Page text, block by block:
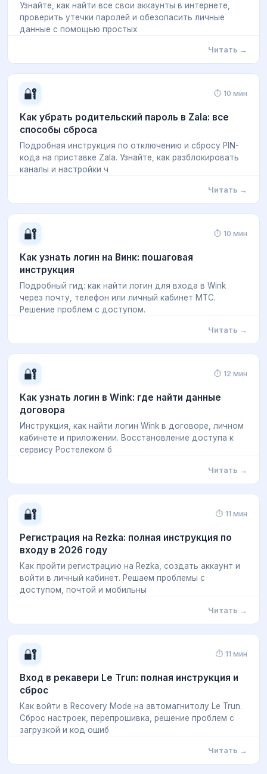
Узнайте, как найти все свои аккаунты в интернете,
проверить утечки паролей и обезопасить личные
данные с помощью простых
Читать →
🔐 ⏱ 10 мин
Как убрать родительский пароль в Zala: все
способы сброса
Подробная инструкция по отключению и сбросу PIN-
кода на приставке Zala. Узнайте, как разблокировать
каналы и настройки ч
Читать →
🔐 ⏱ 10 мин
Как узнать логин на Винк: пошаговая
инструкция
Подробный гид: как найти логин для входа в Wink
через почту, телефон или личный кабинет МТС.
Решение проблем с доступом.
Читать →
🔐 ⏱ 12 мин
Как узнать логин в Wink: где найти данные
договора
Инструкция, как найти логин Wink в договоре, личном
кабинете и приложении. Восстановление доступа к
сервису Ростелеком б
Читать →
🔐 ⏱ 11 мин
Регистрация на Rezka: полная инструкция по
входу в 2026 году
Как пройти регистрацию на Rezka, создать аккаунт и
войти в личный кабинет. Решаем проблемы с
доступом, почтой и мобильны
Читать →
🔐 ⏱ 11 мин
Вход в рекавери Le Trun: полная инструкция и
сброс
Как войти в Recovery Mode на автомагнитолу Le Trun.
Сброс настроек, перепрошивка, решение проблем с
загрузкой и код ошиб
Читать →